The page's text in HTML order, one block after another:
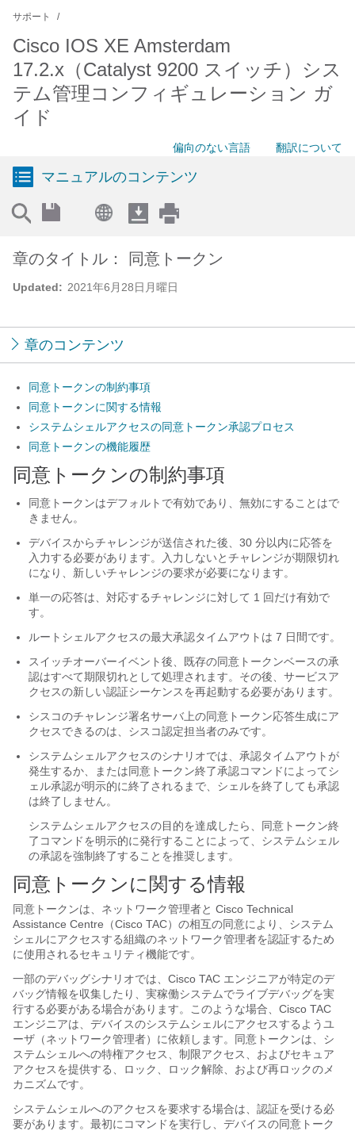
サポート
Cisco IOS XE Amsterdam
17.2.x（Catalyst 9200 スイッチ）シス
テム管理コンフィギュレーション ガ
イド
偏向のない言語 翻訳について
マニュアルのコンテンツ
Updated: 2021年6月28日月曜日
章のタイトル： 同意トークン
章のコンテンツ
同意トークンの制約事項
同意トークンに関する情報
システムシェルアクセスの同意トークン承認プロセス
同意トークンの機能履歴
同意トークンの制約事項
同意トークンはデフォルトで有効であり、無効にすることはで
きません。
デバイスからチャレンジが送信された後、30 分以内に応答を
入力する必要があります。入力しないとチャレンジが期限切れ
になり、新しいチャレンジの要求が必要になります。
単一の応答は、対応するチャレンジに対して 1 回だけ有効で
す。
ルートシェルアクセスの最大承認タイムアウトは 7 日間です。
スイッチオーバーイベント後、既存の同意トークンベースの承
認はすべて期限切れとして処理されます。その後、サービスア
クセスの新しい認証シーケンスを再起動する必要があります。
シスコのチャレンジ署名サーバ上の同意トークン応答生成にア
クセスできるのは、シスコ認定担当者のみです。
システムシェルアクセスのシナリオでは、承認タイムアウトが
発生するか、または同意トークン終了承認コマンドによってシ
ェル承認が明示的に終了されるまで、シェルを終了しても承認
は終了しません。
システムシェルアクセスの目的を達成したら、同意トークン終
了コマンドを明示的に発行することによって、システムシェル
の承認を強制終了することを推奨します。
同意トークンに関する情報
同意トークンは、ネットワーク管理者と Cisco Technical
Assistance Centre（Cisco TAC）の相互の同意により、システム
シェルにアクセスする組織のネットワーク管理者を認証するため
に使用されるセキュリティ機能です。
一部のデバッグシナリオでは、Cisco TAC エンジニアが特定のデ
バッグ情報を収集したり、実稼働システムでライブデバッグを実
行する必要がある場合があります。このような場合、Cisco TAC
エンジニアは、デバイスのシステムシェルにアクセスするようユ
ーザ（ネットワーク管理者）に依頼します。同意トークンは、シ
ステムシェルへの特権アクセス、制限アクセス、およびセキュア
アクセスを提供する、ロック、ロック解除、および再ロックのメ
カニズムです。
システムシェルへのアクセスを要求する場合は、認証を受ける必
要があります。最初にコマンドを実行し、デバイスの同意トーク